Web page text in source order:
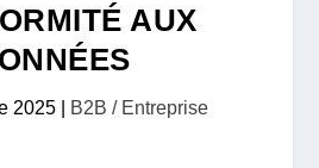
AUX
2025| B2B / Entreprise